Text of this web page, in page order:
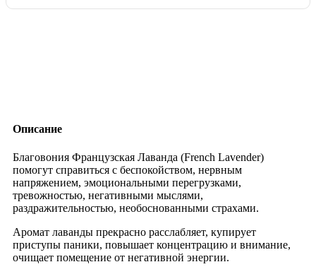
Описание
Благовония Французская Лаванда (French Lavender)
помогут справиться с беспокойством, нервным
напряжением, эмоциональными перегрузками,
тревожностью, негативными мыслями,
раздражительностью, необоснованными страхами.
Аромат лаванды прекрасно расслабляет, купирует
приступы паники, повышает концентрацию и внимание,
очищает помещение от негативной энергии.